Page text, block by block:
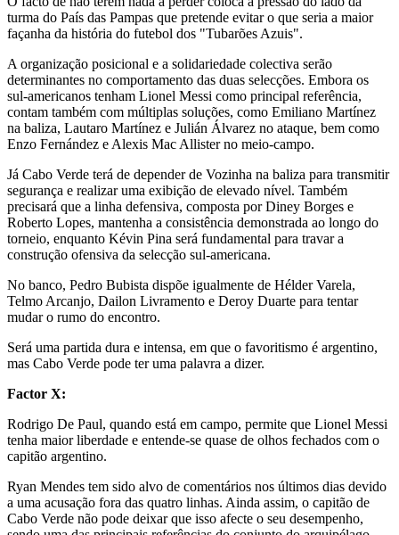
turma do País das Pampas que pretende evitar o que seria a maior
façanha da história do futebol dos "Tubarões Azuis".
A organização posicional e a solidariedade colectiva serão
determinantes no comportamento das duas selecções. Embora os
sul-americanos tenham Lionel Messi como principal referência,
contam também com múltiplas soluções, como Emiliano Martínez
na baliza, Lautaro Martínez e Julián Álvarez no ataque, bem como
Enzo Fernández e Alexis Mac Allister no meio-campo.
Já Cabo Verde terá de depender de Vozinha na baliza para transmitir
segurança e realizar uma exibição de elevado nível. Também
precisará que a linha defensiva, composta por Diney Borges e
Roberto Lopes, mantenha a consistência demonstrada ao longo do
torneio, enquanto Kévin Pina será fundamental para travar a
construção ofensiva da selecção sul-americana.
No banco, Pedro Bubista dispõe igualmente de Hélder Varela,
Telmo Arcanjo, Dailon Livramento e Deroy Duarte para tentar
mudar o rumo do encontro.
Será uma partida dura e intensa, em que o favoritismo é argentino,
mas Cabo Verde pode ter uma palavra a dizer.
Factor X:
Rodrigo De Paul, quando está em campo, permite que Lionel Messi
tenha maior liberdade e entende-se quase de olhos fechados com o
capitão argentino.
Ryan Mendes tem sido alvo de comentários nos últimos dias devido
a uma acusação fora das quatro linhas. Ainda assim, o capitão de
Cabo Verde não pode deixar que isso afecte o seu desempenho,